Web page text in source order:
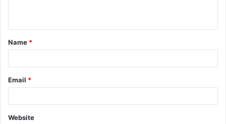
t
*
Name *
Email *
Website